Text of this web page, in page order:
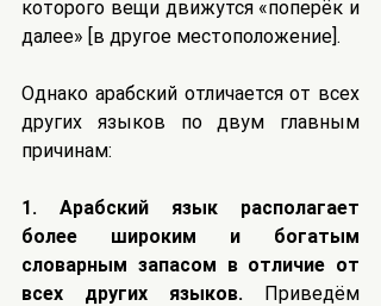
которого вещи движутся «поперёк и
далее» [в другое местоположение].
Однако арабский отличается от всех
других языков по двум главным
причинам:
1. Арабский язык располагает
более широким и богатым
словарным запасом в отличие от
всех других языков. Приведём